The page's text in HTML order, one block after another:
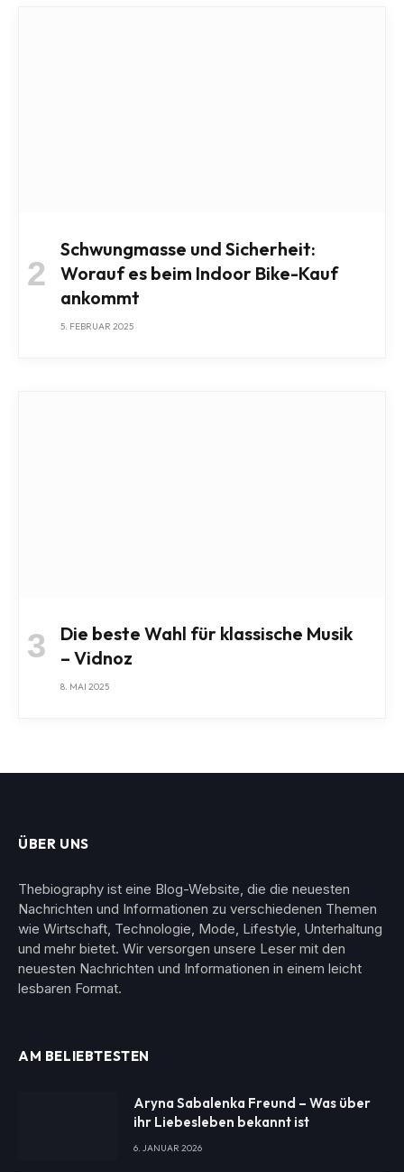
Schwungmasse und Sicherheit:
Worauf es beim Indoor Bike-Kauf
ankommt
5. FEBRUAR 2025
Die beste Wahl für klassische Musik
– Vidnoz
8. MAI 2025
ÜBER UNS
Thebiography ist eine Blog-Website, die die neuesten
Nachrichten und Informationen zu verschiedenen Themen
wie Wirtschaft, Technologie, Mode, Lifestyle, Unterhaltung
und mehr bietet. Wir versorgen unsere Leser mit den
neuesten Nachrichten und Informationen in einem leicht
lesbaren Format.
AM BELIEBTESTEN
Aryna Sabalenka Freund – Was über
ihr Liebesleben bekannt ist
6. JANUAR 2026